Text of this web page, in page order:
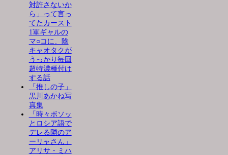
対許さないか
ら」って言っ
てたカースト
1軍ギャルの
マ○コに、陰
キャオタクが
うっかり毎回
超特濃種付け
する話
「推しの子」
黒川あかね写
真集
「時々ボソッ
とロシア語で
デレる隣のア
ーリャさん」
アリサ・ミハ